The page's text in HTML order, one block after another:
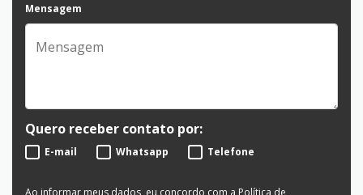
Mensagem
Quero receber contato por:
E-mail Whatsapp Telefone
Ao informar meus dados, eu concordo com a Política de